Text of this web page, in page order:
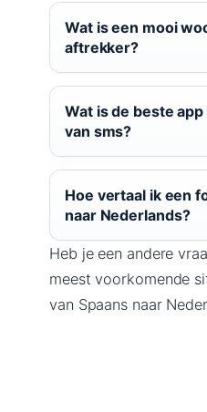
Wat is een mooi
aftrekker?
Wat is de beste
van sms?
Hoe vertaal ik een
naar Nederlands?
Heb je een andere
meest voorkomende
van Spaans naar